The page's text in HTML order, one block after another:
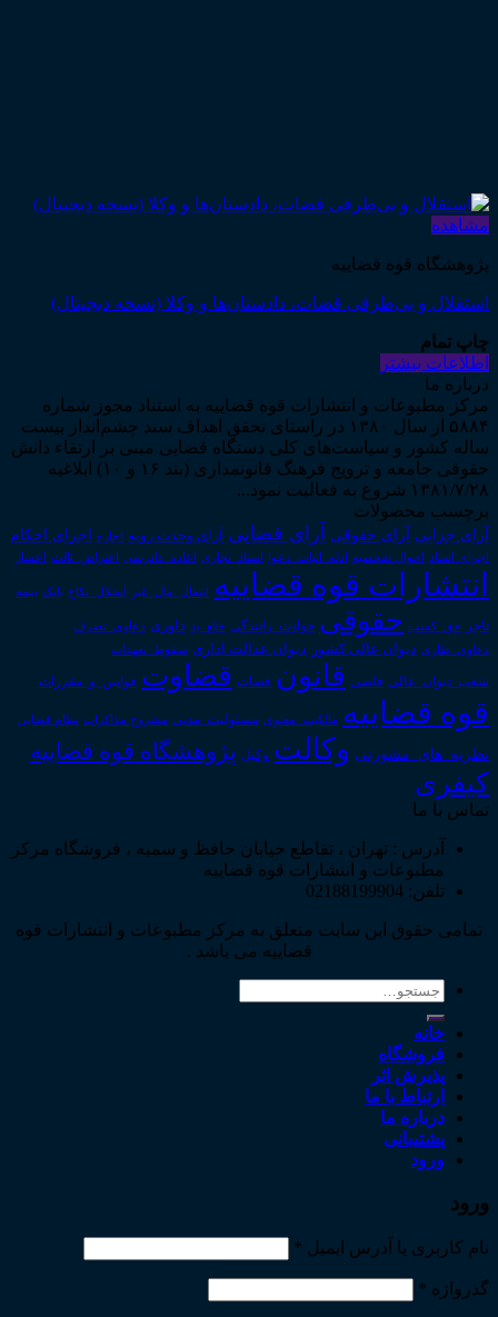
مشاهده
پژوهشگاه قوه قضاییه
استقلال و بی‌طرفی قضات، دادستان‌ها و وکلا (نسخه دیجیتال)
چاپ تمام
اطلاعات بیشتر
درباره ما
مرکز مطبوعات و انتشارات قوه قضاییه به استناد مجوز شماره
۵۸۸۴ از سال ۱۳۸۰ در راستای تحقق اهداف سند چشم‌انداز بیست
ساله کشور و سیاست‌های کلی دستگاه قضایی مبنی بر ارتقاء دانش
حقوقی جامعه و ترویج فرهنگ قانونمداری (بند ۱۶ و ۱۰) ابلاغیه
۱۳۸۱/۷/۲۸ شروع به فعالیت نمود...
برچسب محصولات
آرای جزایی آرای حقوقی آرای قضایی آرای وحدت رویه اجاره اجرای احکام
اجرای اسناد احوال شخصیه ادله_اثبات_دعوا اسناد_تجاری اعاده_دادرسی اعتراض_ثالث اعسار
انتشارات قوه قضاییه انتقال_مال_غیر انحلال_نکاح بانک بیمه
تاجر حق_کسب حقوقی حوادث_رانندگی خلع_ید داوری دعاوی_تصرف
دعاوی_طاری دیوان عالی کشور دیوان عدالت اداری سقوط_تعهدات
شعب_دیوان_عالی قاضی قانون قضات قضاوت قوانین_و_مقررات
قوه قضاییه مالکیت_معنوی مسئولیت_مدنی مشروح مذاکرات نظام قضایی
نظریه_های_مشورتی وکالت وکیل پژوهشگاه قوه قضاییه
کیفری
تماس با ما
آدرس : تهران ، تقاطع خیابان حافظ و سمیه ، فروشگاه مرکز
مطبوعات و انتشارات قوه قضاییه
تلفن: 02188199904
تمامی حقوق این سایت متعلق به مرکز مطبوعات و انتشارات قوه
قضاییه می باشد .
جستجو
خانه
فروشگاه
پذیرش اثر
ارتباط با ما
درباره ما
پشتیبانی
ورود
ورود
نام کاربری یا آدرس ایمیل *
گذرواژه *